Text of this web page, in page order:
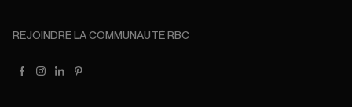
REJOINDRE LA COMMUNAUTÉ RBC